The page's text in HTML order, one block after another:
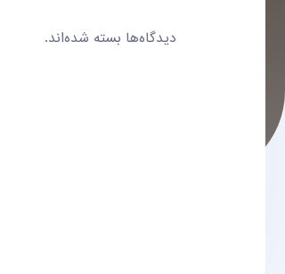
دیدگاه‌ها بسته شده‌اند.